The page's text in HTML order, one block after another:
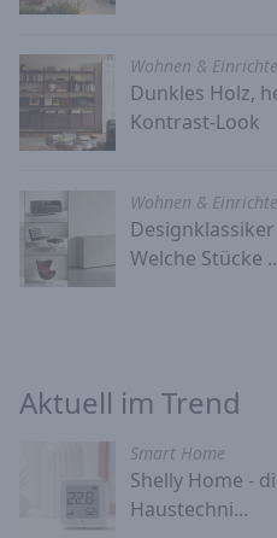
Wohnen &
Dunkles Holz,
Kontrast-Look
Wohnen &
Welche Stücke
Aktuell im Trend
Smart Home
Shelly Home -
Haustechni...